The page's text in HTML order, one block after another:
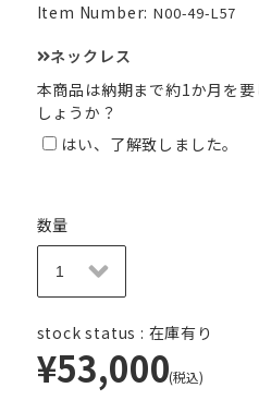
Item Number: N00-49-L57
ネックレス
本商品は納期まで約1か月を
しょうか？
はい、了解致しました。
数量
stock status : 在庫有り
¥53,000(税込)